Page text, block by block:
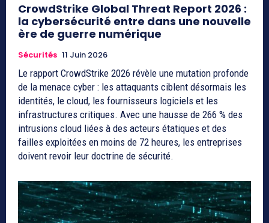
CrowdStrike Global Threat Report 2026 :
la cybersécurité entre dans une nouvelle
ère de guerre numérique
Sécurités 11 Juin 2026
Le rapport CrowdStrike 2026 révèle une mutation profonde
de la menace cyber : les attaquants ciblent désormais les
identités, le cloud, les fournisseurs logiciels et les
infrastructures critiques. Avec une hausse de 266 % des
intrusions cloud liées à des acteurs étatiques et des
failles exploitées en moins de 72 heures, les entreprises
doivent revoir leur doctrine de sécurité.